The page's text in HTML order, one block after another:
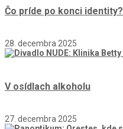
Čo príde po konci identity?
28. decembra 2025
V osídlach alkoholu
27. decembra 2025